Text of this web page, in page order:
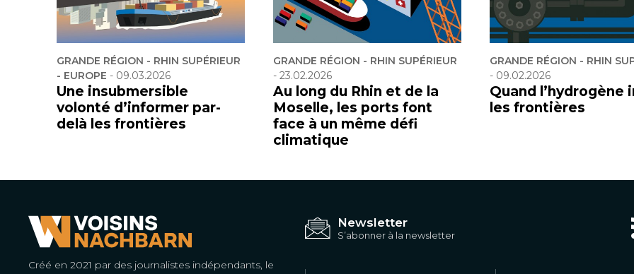
GRANDE RÉGION - RHIN SUPÉRIEUR
- EUROPE - 09.03.2026
Une insubmersible
volonté d’informer par-
delà les frontières
GRANDE RÉGION - RHIN SUPÉRIEUR
- 23.02.2026
Au long du Rhin et de la
Moselle, les ports font
face à un même défi
climatique
GRANDE RÉGION - RHIN
- 09.02.2026
Quand l’hydrogène
les frontières
Créé en 2021 par des journalistes indépendants, le
Newsletter
S’abonner à la newsletter